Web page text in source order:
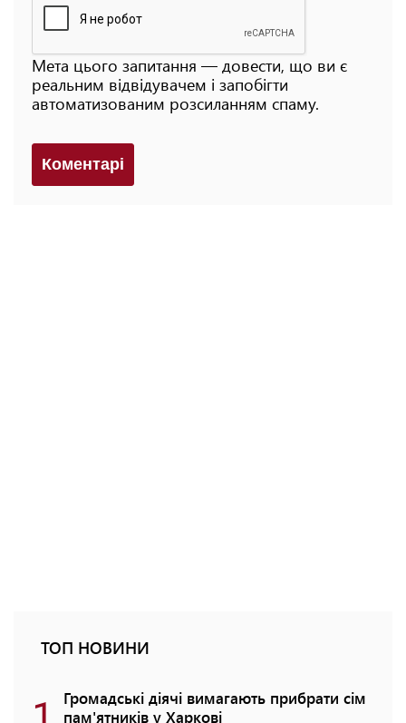
Мета цього запитання — довести, що ви є
реальним відвідувачем і запобігти
автоматизованим розсиланням спаму.
Коментарi
ТОП НОВИНИ
Громадські діячі вимагають прибрати сім
пам'ятників у Харкові